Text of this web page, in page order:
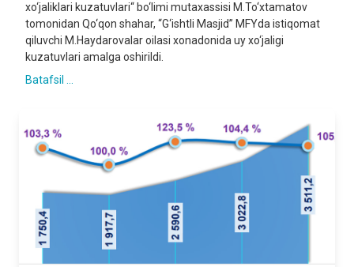
xo‘jaliklari kuzatuvlari“ bo‘limi mutaxassisi M.To‘xtamatov
tomonidan Qo‘qon shahar, “G‘ishtli Masjid” MFYda istiqomat
qiluvchi M.Haydarovalar oilasi xonadonida uy xo‘jaligi
kuzatuvlari amalga oshirildi.
Batafsil ...